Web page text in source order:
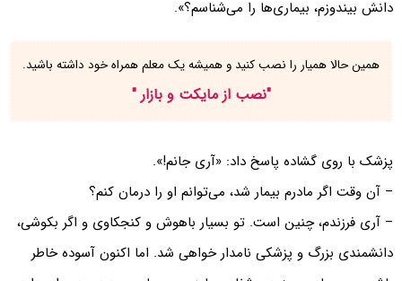
دانش بیندوزم، بیماری‌ها را می‌شناسم؟».
همین حالا همیار را نصب کنید و همیشه یک معلم همراه خود داشته باشید.
"نصب از مایکت و بازار "
پزشک با روی گشاده پاسخ داد: «آری جانم!».
– آن وقت اگر مادرم بیمار شد، می‌توانم او را درمان کنم؟
– آری فرزندم، چنین است. تو بسیار باهوش و کنجکاوی و اگر بکوشی،
دانشمندی بزرگ و پزشکی نامدار خواهی شد. اما اکنون آسوده خاطر